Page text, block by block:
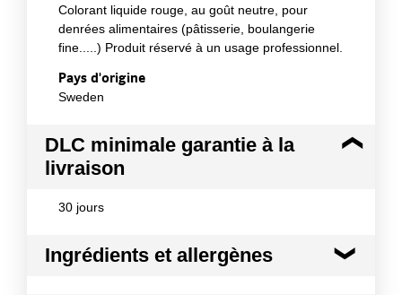
Colorant liquide rouge, au goût neutre, pour
denrées alimentaires (pâtisserie, boulangerie
fine.....) Produit réservé à un usage professionnel.
Pays d'origine
Sweden
DLC minimale garantie à la
livraison
30 jours
Ingrédients et allergènes